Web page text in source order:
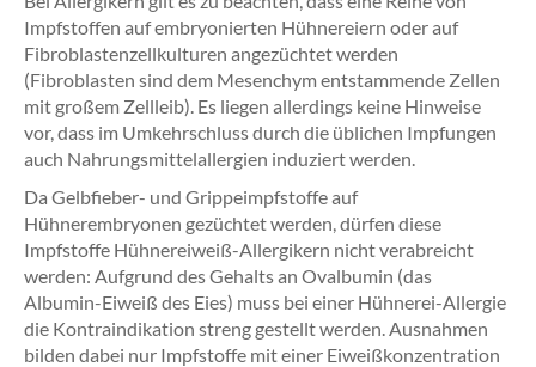
Impfstoffen auf embryonierten Hühnereiern oder auf
Fibroblastenzellkulturen angezüchtet werden
(Fibroblasten sind dem Mesenchym entstammende Zellen
mit großem Zellleib). Es liegen allerdings keine Hinweise
vor, dass im Umkehrschluss durch die üblichen Impfungen
auch Nahrungsmittelallergien induziert werden.
Da Gelbfieber- und Grippeimpfstoffe auf
Hühnerembryonen gezüchtet werden, dürfen diese
Impfstoffe Hühnereiweiß-Allergikern nicht verabreicht
werden: Aufgrund des Gehalts an Ovalbumin (das
Albumin-Eiweiß des Eies) muss bei einer Hühnerei-Allergie
die Kontraindikation streng gestellt werden. Ausnahmen
bilden dabei nur Impfstoffe mit einer Eiweißkonzentration